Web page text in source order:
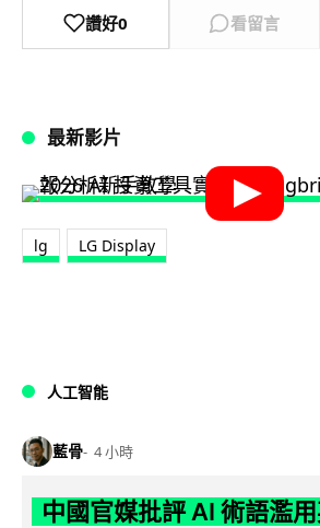
讚好0 看留言
最新影片
lg LG Display
人工智能
藍骨 4 小時
中國官媒批評 AI 術語濫